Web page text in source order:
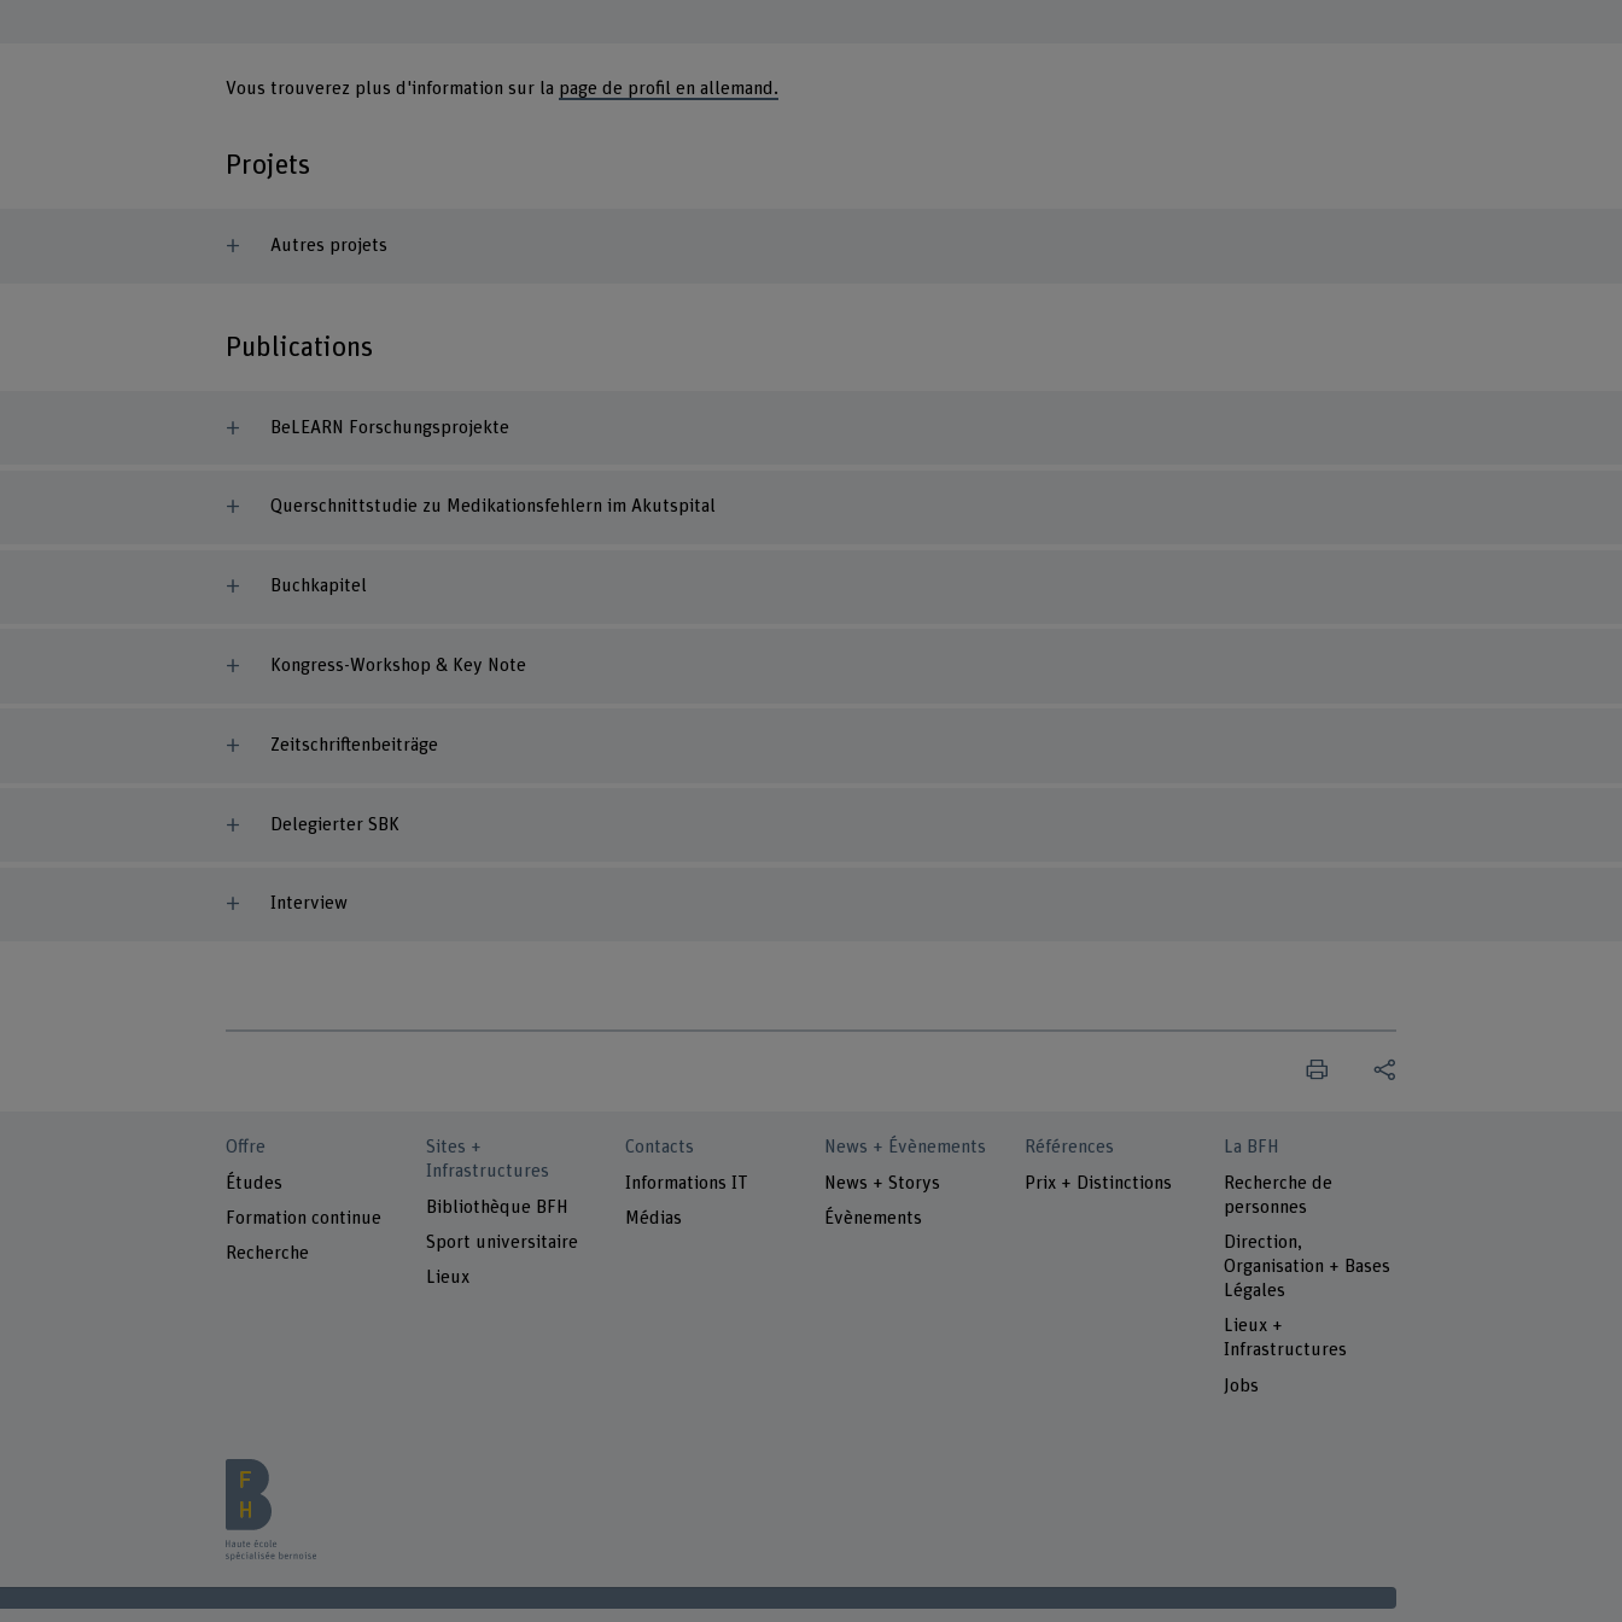
Vous trouverez plus d'information sur la page de profil en allemand.
Projets
Autres projets
Publications
BeLEARN Forschungsprojekte
Querschnittstudie zu Medikationsfehlern im Akutspital
Buchkapitel
Kongress-Workshop & Key Note
Zeitschriftenbeiträge
Delegierter SBK
Interview
Offre
Études
Formation continue
Recherche
Sites +
Infrastructures
Bibliothèque BFH
Sport universitaire
Lieux
Contacts
Informations IT
Médias
News + Évènements
News + Storys
Évènements
Références
Prix + Distinctions
La BFH
Recherche de
personnes
Direction,
Organisation + Bases
Légales
Lieux +
Infrastructures
Jobs